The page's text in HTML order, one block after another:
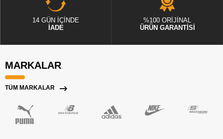
14 GÜN İÇİNDE
İADE
%100 ORİJİNAL
ÜRÜN GARANTİSİ
MARKALAR
TÜM MARKALAR